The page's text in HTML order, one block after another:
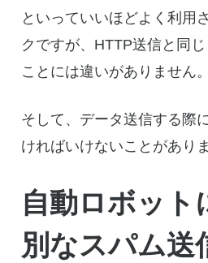
といっていいほどよく利用
クですが、HTTP送信と同
ことには違いがありません。
そして、データ送信する際
ければいけないことがあり
自動ロボット
別なスパム送